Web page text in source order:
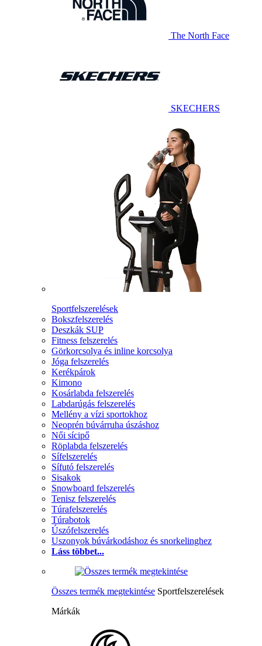
The North Face
SKECHERS
Sportfelszerelések
Bokszfelszerelés
Deszkák SUP
Fitness felszerelés
Görkorcsolya és inline korcsolya
Jóga felszerelés
Kerékpárok
Kimono
Kosárlabda felszerelés
Labdarúgás felszerelés
Mellény a vízi sportokhoz
Neoprén búvárruha úszáshoz
Női sícipő
Röplabda felszerelés
Sífelszerelés
Sífutó felszerelés
Sisakok
Snowboard felszerelés
Tenisz felszerelés
Túrafelszerelés
Túrabotok
Úszófelszerelés
Uszonyok búvárkodáshoz és snorkelinghez
Láss többet...
Összes termék megtekintése Sportfelszerelések
Márkák